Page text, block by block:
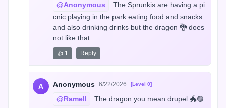
@Anonymous
The Sprunkis are having a pi
cnic playing in the park eating food and snacks
and also drinking drinks but the dragon 🐉 does
not like that.
👍 1 Reply
A Anonymous 6/22/2026 [Level 0]
@Ramell The dragon you mean drupel 🐲🟣